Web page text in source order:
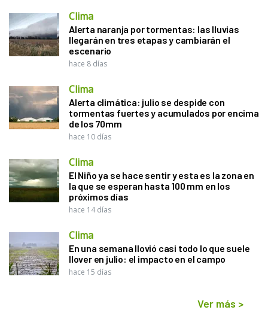
Clima
Alerta naranja por tormentas: las lluvias
llegarán en tres etapas y cambiarán el
escenario
hace 8 días
Clima
Alerta climática: julio se despide con
tormentas fuertes y acumulados por encima
de los 70mm
hace 10 días
Clima
El Niño ya se hace sentir y esta es la zona en
la que se esperan hasta 100 mm en los
próximos días
hace 14 días
Clima
En una semana llovió casi todo lo que suele
llover en julio: el impacto en el campo
hace 15 días
Ver más >